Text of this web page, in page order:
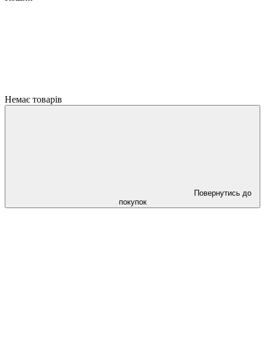
Немає товарів
Повернутись до
покупок